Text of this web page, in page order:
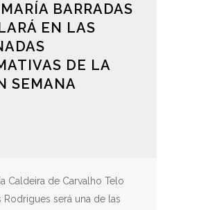
BARRADAS
EN LAS
DE LA
SEMANA
Caldeira de Carvalho Telo
Rodrigues será una de las